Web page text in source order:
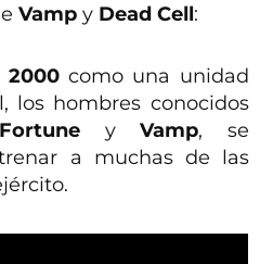
Vamp y Dead Cell:
2000como una unidad
los hombres conocidos
Fortune yVamp, se
a muchas de las